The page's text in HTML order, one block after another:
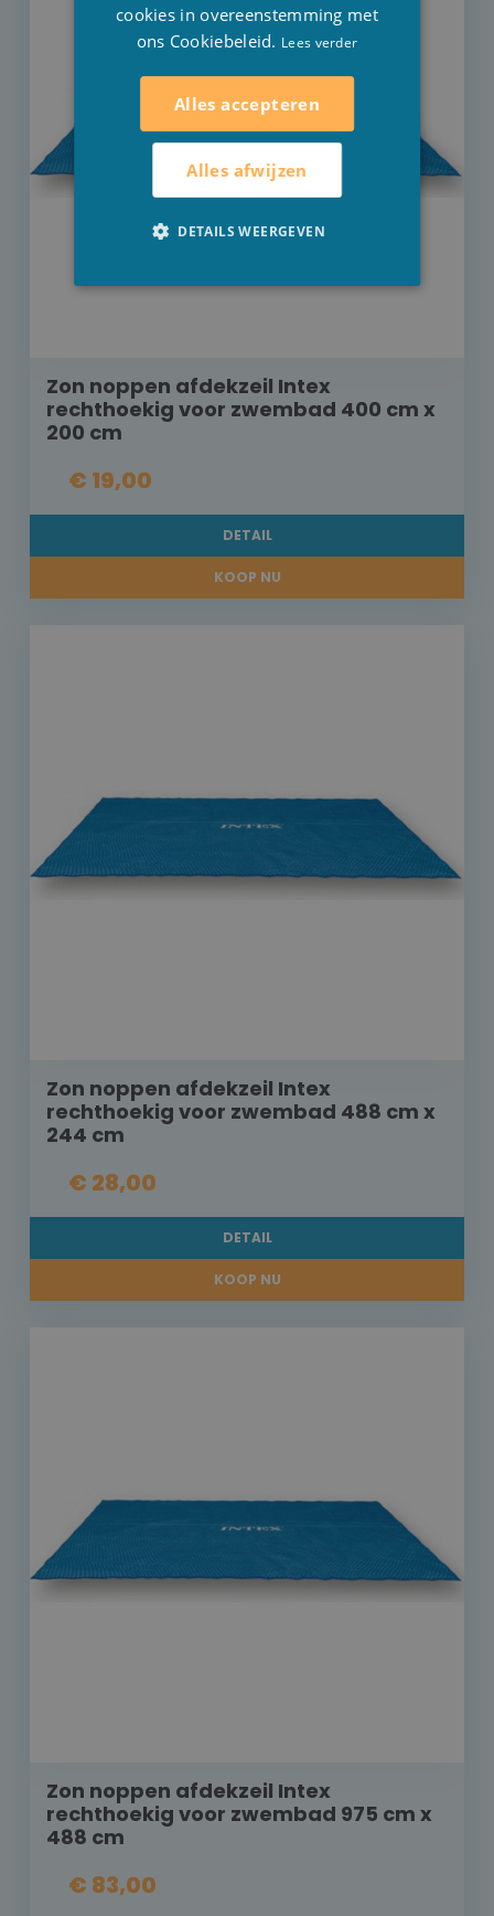
Zon noppen afdekzeil Intex
rechthoekig voor zwembad 400 cm x
200 cm
€ 19,00
DETAIL
KOOP NU
Zon noppen afdekzeil Intex
rechthoekig voor zwembad 488 cm x
244 cm
€ 28,00
DETAIL
KOOP NU
Zon noppen afdekzeil Intex
rechthoekig voor zwembad 975 cm x
488 cm
€ 83,00
cookies in overeenstemming met
ons Cookiebeleid. Lees verder
Alles accepteren
Alles afwijzen
DETAILS WEERGEVEN